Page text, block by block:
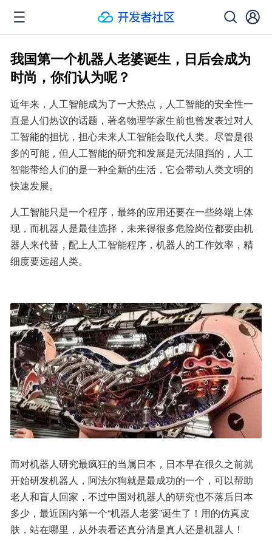
我国第一个机器人老婆诞生，日后会成为
时尚，你们认为呢？
近年来，人工智能成为了一大热点，人工智能的安全性一
直是人们热议的话题，著名物理学家生前也曾发表过对人
工智能的担忧，担心未来人工智能会取代人类。尽管是很
多的可能，但人工智能的研究和发展是无法阻挡的，人工
智能带给人们的是一种全新的生活，它会带动人类文明的
快速发展。
人工智能只是一个程序，最终的应用还要在一些终端上体
现，而机器人是最佳选择，未来得很多危险岗位都要由机
器人来代替，配上人工智能程序，机器人的工作效率，精
细度要远超人类。
而对机器人研究最疯狂的当属日本，日本早在很久之前就
开始研发机器人，阿法尔狗就是最成功的一个，可以帮助
老人和盲人回家，不过中国对机器人的研究也不落后日本
多少，最近国内第一个“机器人老婆”诞生了！用的仿真皮
肤，站在哪里，从外表看还真分清是真人还是机器人！